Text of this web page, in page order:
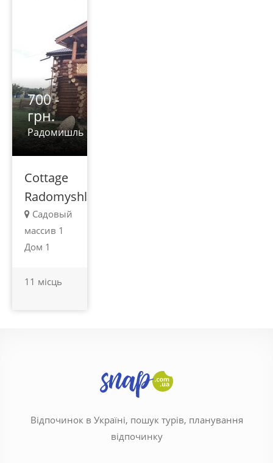
700 -
грн.
Радомишль
Cottage
Radomyshl'
Садовый
массив 1
Дом 1
11 місць
Відпочинок в Україні, пошук турів, планування
відпочинку